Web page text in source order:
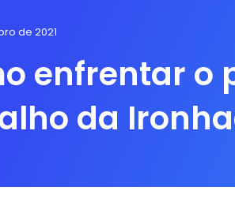
de 2021
enfrentar o
da